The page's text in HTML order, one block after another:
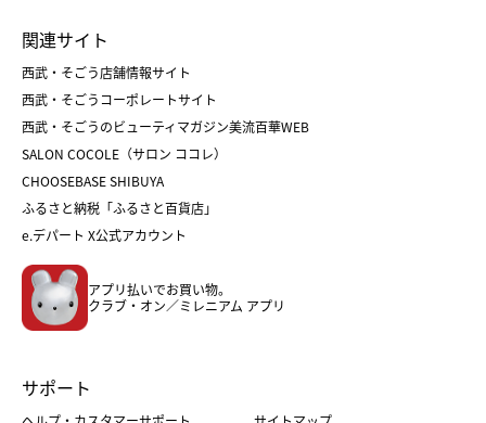
父の日
クリスマスケーキ
ホワイトデー
菓子折り
和菓子
人気のギフト
バレンタイン
ホワイトデー
おせち
フード
ホーム・キッチン＆アート
関連サイト
西武・そごう店舗情報サイト
西武・そごうコーポレートサイト
西武・そごうのビューティマガジン美流百華WEB
SALON COCOLE（サロン ココレ）
CHOOSEBASE SHIBUYA
ふるさと納税「ふるさと百貨店」
e.デパート X公式アカウント
アプリ払いでお買い物。
クラブ・オン／ミレニアム アプリ
サポート